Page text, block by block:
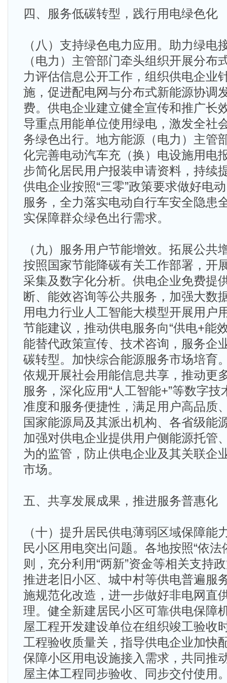
四、服务低碳转型，践行用电绿色化
（八）支持绿色电力应用。助力绿电
（电力）主管部门牵头组织开展分布
力评估信息公开工作，组织供电企业
施，促进配电网与分布式新能源协调
费。供电企业建立健全宣传和推广长
导重点用能单位使用绿电，激发全社
务绿色出行。地方能源（电力）主管
化完善电动汽车充（换）电设施用电
步简化居民用户报装申请资料，持续
供电企业按照“三零”政策要求做好电
服务，全力落实电动自行车安全隐患
实保障群众绿色出行需求。
（九）服务用户节能增效。拓展公共
按照国家节能降碳有关工作部署，开
采集及数字化分析。供电企业免费提
断、能效咨询等公共服务，加强大数
用电力行业人工智能大模型开展用户
节能建议，推动供电服务向“供电+能
能替代政策宣传、技术咨询，服务企
碳转型。加快综合能源服务市场培育
依规开展社会用能信息共享，推动更
服务，深化应用“人工智能+”等数字
准度和服务便捷性，满足用户高品质
国家能源局及其派出机构、各省级能
加强对供电企业提供用户侧能源托管
为的监管，防止供电企业及其关联企
市场。
五、共享发展成果，推进服务普惠化
（十）提升居民供电薄弱区域保障能
民小区用电突出问题。各地按照“依法
则，充分利用“两新”资金等相关支持
推进老旧小区、城中村等供电普遍服
施规范化改造，进一步做好非电网直
理。健全新建居民小区可靠供电保障
屋工程开发建设单位在组织竣工验收
工程验收质量关，指导供电企业加快
保障小区用电设施接入需求，共同推
屋主体工程同步验收、同步交付使用